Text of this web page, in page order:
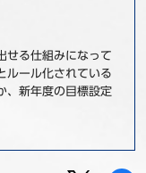
せる仕組みになって
ルール化されている
、新年度の目標設定